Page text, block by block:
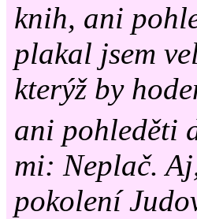
knih, ani
plakal jsem
kterýž by
ani pohleděti
mi: Neplač.
pokolení